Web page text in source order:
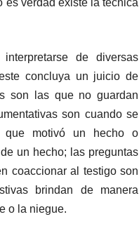
es verdad existe la técnica
de diversas
concluya un juicio de
son las que no guardan
son cuando se
que motivó un hecho o
un hecho; las preguntas
coaccionar al testigo son
brindan de manera
o la niegue.